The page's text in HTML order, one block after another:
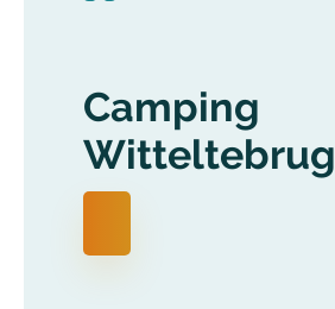
Camping
Witteltebrug